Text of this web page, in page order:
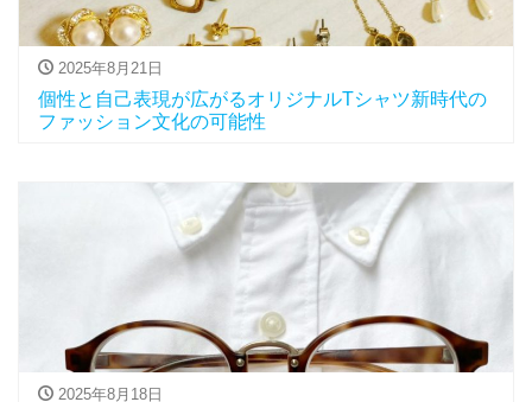
2025年8月21日
個性と自己表現が広がるオリジナルTシャツ新時代の
ファッション文化の可能性
2025年8月18日